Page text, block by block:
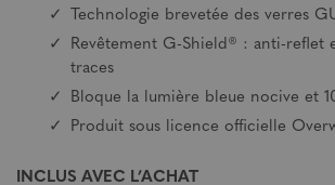
Technologie brevetée des verres
Revêtement G-Shield® : anti-reflet
traces
Bloque la lumière bleue nocive et
Produit sous licence officielle
INCLUS AVEC L’ACHAT